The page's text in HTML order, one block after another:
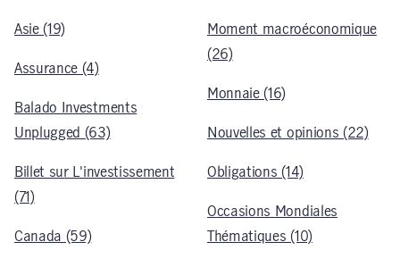
Asie (19)
Assurance (4)
Balado Investments
Unplugged (63)
Billet sur L'investissement
(71)
Canada (59)
Moment macroéconomique
(26)
Monnaie (16)
Nouvelles et opinions (22)
Obligations (14)
Occasions Mondiales
Thématiques (10)